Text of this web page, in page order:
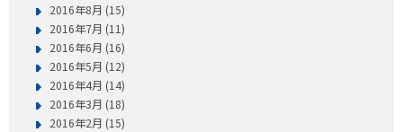
2016年8月 (15)
2016年7月 (11)
2016年6月 (16)
2016年5月 (12)
2016年4月 (14)
2016年3月 (18)
2016年2月 (15)